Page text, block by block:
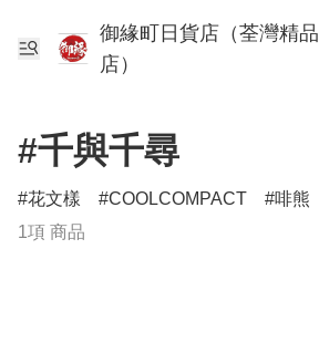
御緣町日貨店（荃灣精品
店）
#千與千尋
花文樣 COOLCOMPACT 啡熊
1項 商品